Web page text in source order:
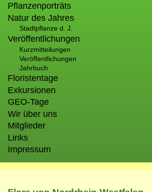
Pflanzenporträts
Natur des Jahres
Stadtpflanze d. J.
Veröffentlichungen
Kurzmitteilungen
Veröffentlichungen
Jahrbuch
Floristentage
Exkursionen
GEO-Tage
Wir über uns
Mitglieder
Links
Impressum